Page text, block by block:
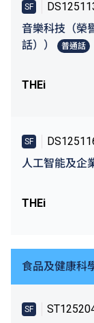
SF
音樂科技（榮
話））
普通話
THEi
SF
人工智能及企
THEi
食品及健康科
SF